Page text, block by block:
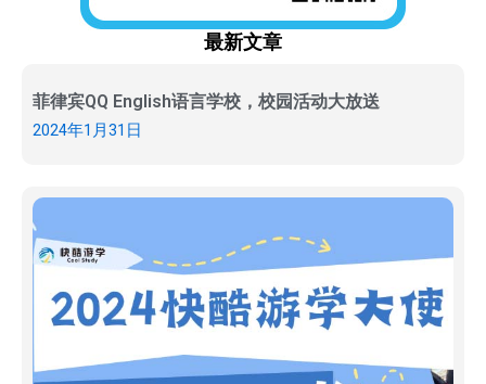
最新文章
菲律宾QQ English语言学校，校园活动大放送
2024年1月31日